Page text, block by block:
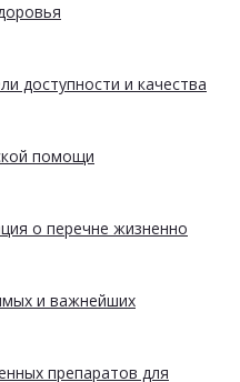
доступности и качества
помощи
о перечне жизненно
и важнейших
препаратов для